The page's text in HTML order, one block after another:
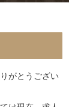
がとうござい